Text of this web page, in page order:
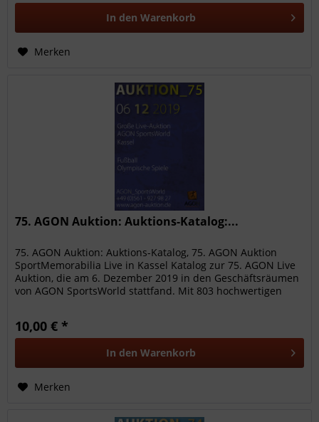
In den Warenkorb
Merken
75. AGON Auktion: Auktions-Katalog:...
75. AGON Auktion: Auktions-Katalog, 75. AGON Auktion
SportMemorabilia Live in Kassel Katalog zur 75. AGON Live
Auktion, die am 6. Dezember 2019 in den Geschäftsräumen
von AGON SportsWorld stattfand. Mit 803 hochwertigen
10,00 € *
In den Warenkorb
Merken